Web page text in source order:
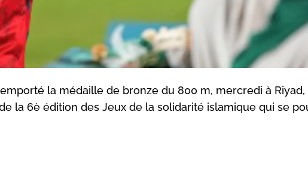
la médaille de bronze du 800 m, mercredi à
la 6è édition des Jeux de la solidarité islamique qui se